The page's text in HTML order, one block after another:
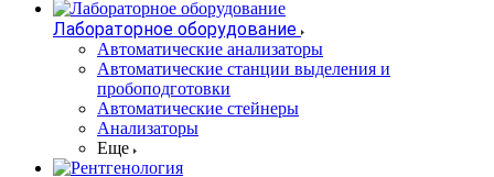
Лабораторное оборудование
Автоматические анализаторы
Автоматические станции выделения и
пробоподготовки
Автоматические стейнеры
Анализаторы
Еще